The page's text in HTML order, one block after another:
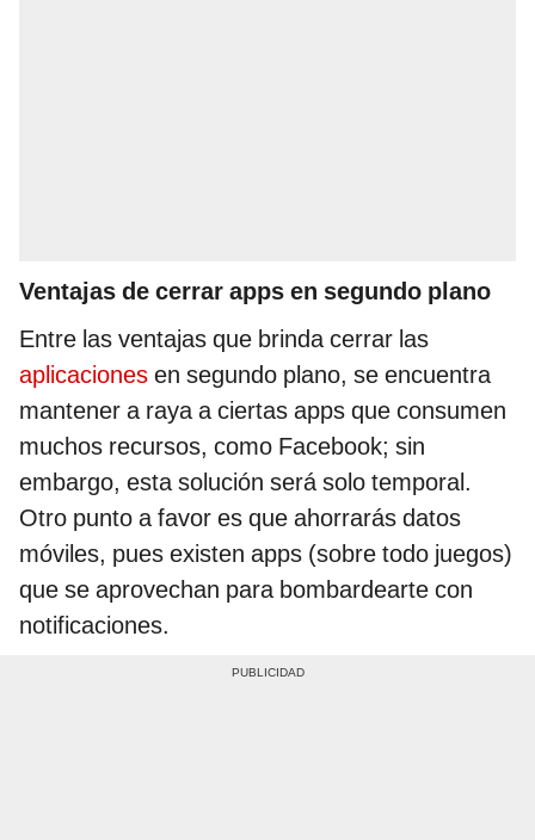
Ventajas de cerrar apps en segundo plano
Entre las ventajas que brinda cerrar las
aplicaciones en segundo plano, se encuentra
mantener a raya a ciertas apps que consumen
muchos recursos, como Facebook; sin
embargo, esta solución será solo temporal.
Otro punto a favor es que ahorrarás datos
móviles, pues existen apps (sobre todo juegos)
que se aprovechan para bombardearte con
notificaciones.